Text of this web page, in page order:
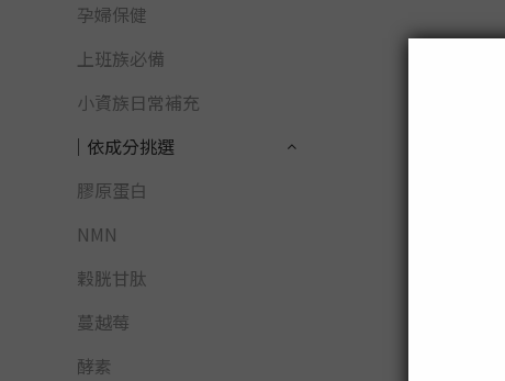
孕婦保健
上班族必備
小資族日常補充
│依成分挑選
膠原蛋白
NMN
穀胱甘肽
蔓越莓
酵素